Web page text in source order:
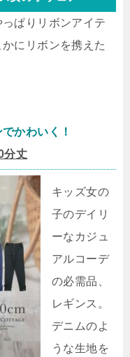
ぱりリボンアイテ
にリボンを携えた
かわいく！
分丈
キッズ女の
子のデイリ
ーなカジュ
アルコーデ
の必需品、
レギンス。
デニムのよ
うな生地を